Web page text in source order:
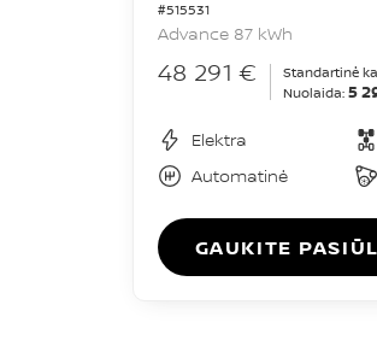
#515531
Advance 87 kWh
48 291 € Standartinė
Nuolaida: 5
Elektra
Automatinė
GAUKITE